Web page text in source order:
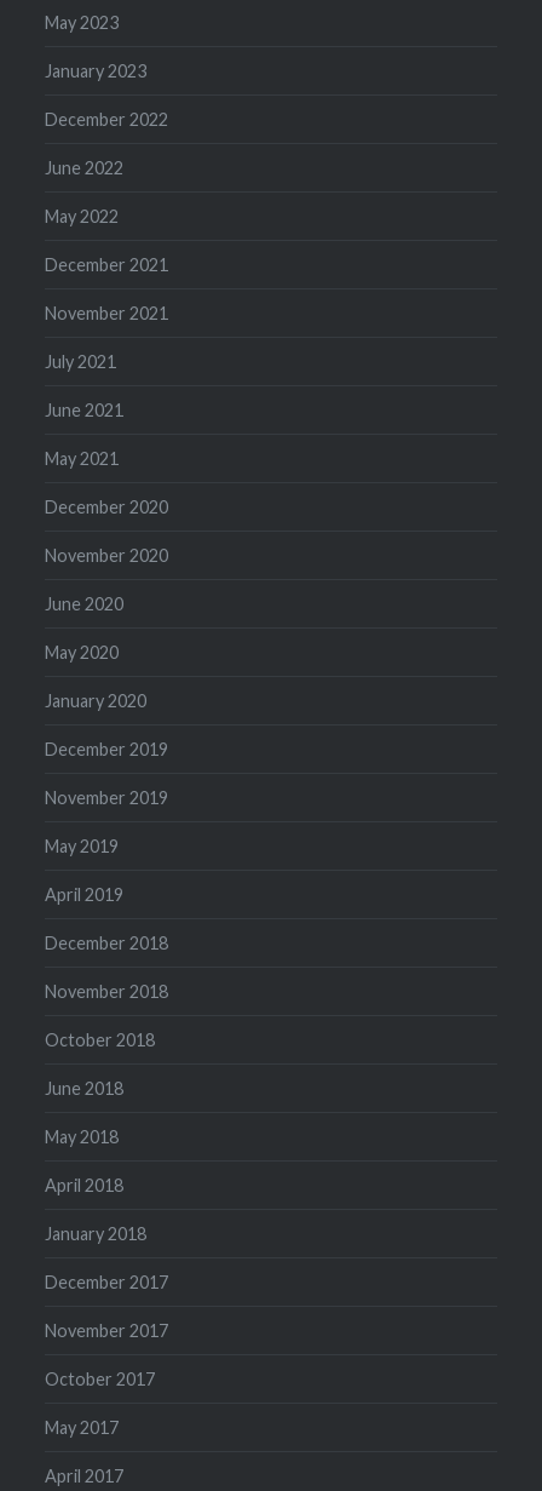
May 2023
January 2023
December 2022
June 2022
May 2022
December 2021
November 2021
July 2021
June 2021
May 2021
December 2020
November 2020
June 2020
May 2020
January 2020
December 2019
November 2019
May 2019
April 2019
December 2018
November 2018
October 2018
June 2018
May 2018
April 2018
January 2018
December 2017
November 2017
October 2017
May 2017
April 2017